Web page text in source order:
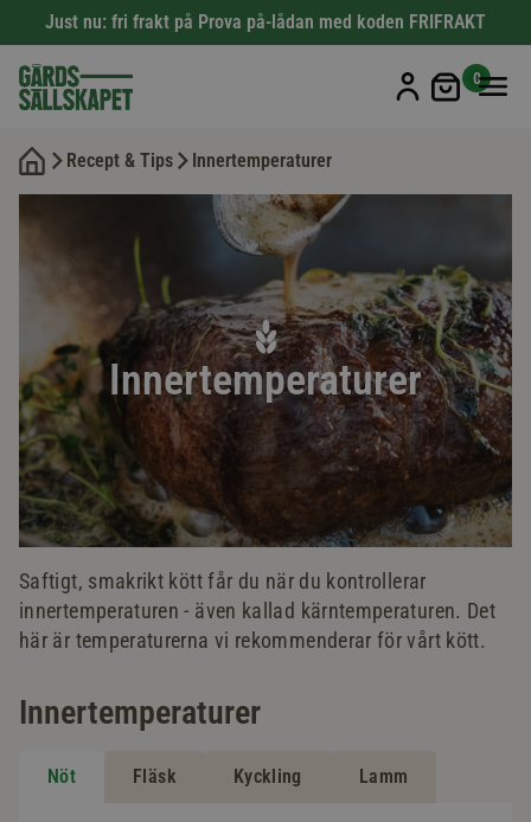
Just nu: fri frakt på Prova på-lådan med koden FRIFRAKT
Min
0
Recept & Tips Innertemperaturer
Innertemperaturer
Saftigt, smakrikt kött får du när du kontrollerar
innertemperaturen - även kallad kärntemperaturen. Det
här är temperaturerna vi rekommenderar för vårt kött.
Innertemperaturer
Nöt Fläsk Kyckling Lamm